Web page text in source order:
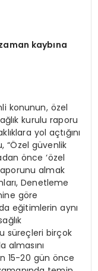
kaybına
konunun, özel
kurulu raporu
yol açtığını
“Özel güvenlik
önce ‘özel
almak
Denetleme
göre
eğitimlerin aynı
süreçleri birçok
almasını
15-20 gün önce